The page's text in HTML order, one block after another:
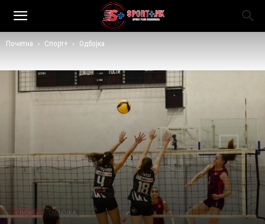
Почетна Спорт+ Одбојка
СПОРТ+ ОДБОЈКА